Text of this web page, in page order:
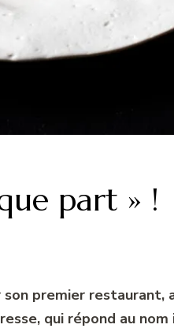
part » !
premier restaurant,
qui répond au